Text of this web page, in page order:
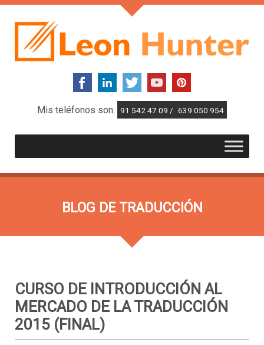
Mis teléfonos son: 91 542 47 09 / 639 050 954
BLOG DE TRADUCCIÓN
CURSO DE INTRODUCCIÓN AL
MERCADO DE LA TRADUCCIÓN
2015 (FINAL)